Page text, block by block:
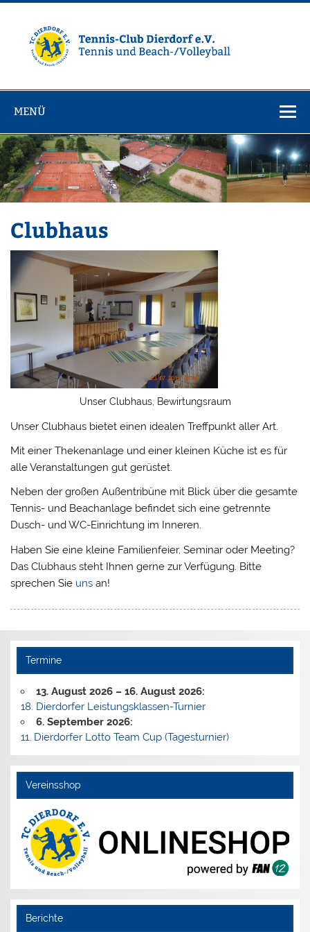
Zum
Dierdorf e.V.
MENÜ
Clubhaus
Unser Clubhaus, Bewirtungsraum
Unser Clubhaus bietet einen idealen Treffpunkt aller Art.
Mit einer Thekenanlage und einer kleinen Küche ist es für
alle Veranstaltungen gut gerüstet.
Neben der großen Außentribüne mit Blick über die gesamte
Tennis- und Beachanlage befindet sich eine getrennte
Dusch- und WC-Einrichtung im Inneren.
Haben Sie eine kleine Familienfeier, Seminar oder Meeting?
Das Clubhaus steht Ihnen gerne zur Verfügung. Bitte
sprechen Sie uns an!
Termine
13. August 2026 – 16. August 2026:
18. Dierdorfer Leistungsklassen-Turnier
6. September 2026:
11. Dierdorfer Lotto Team Cup (Tagesturnier)
Vereinsshop
Berichte